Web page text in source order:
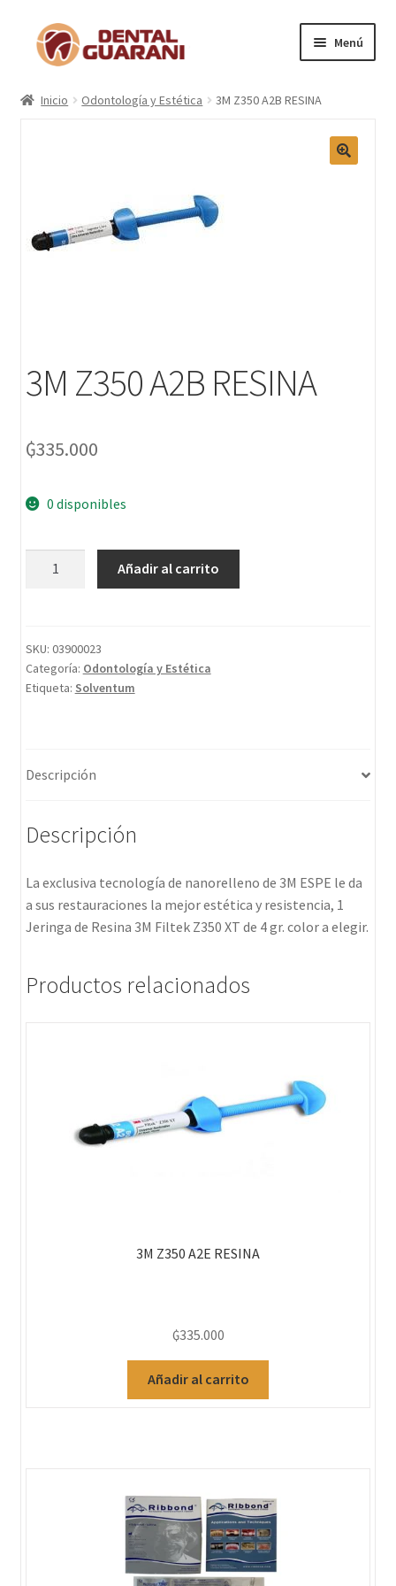
Menú
Inicio
Contactos
Carrito
Inicio Odontología y Estética 3M Z350 A2B RESINA
3M Z350 A2B RESINA
₲335.000
0 disponibles
Añadir al carrito
SKU: 03900023
Categoría: Odontología y Estética
Etiqueta: Solventum
Descripción
Descripción
La exclusiva tecnología de nanorelleno de 3M ESPE le da
a sus restauraciones la mejor estética y resistencia, 1
Jeringa de Resina 3M Filtek Z350 XT de 4 gr. color a elegir.
Productos relacionados
3M Z350 A2E RESINA
₲335.000
Añadir al carrito